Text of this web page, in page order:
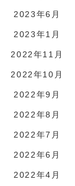
2023年6月
2023年1月
2022年11月
2022年10月
2022年9月
2022年8月
2022年7月
2022年6月
2022年4月